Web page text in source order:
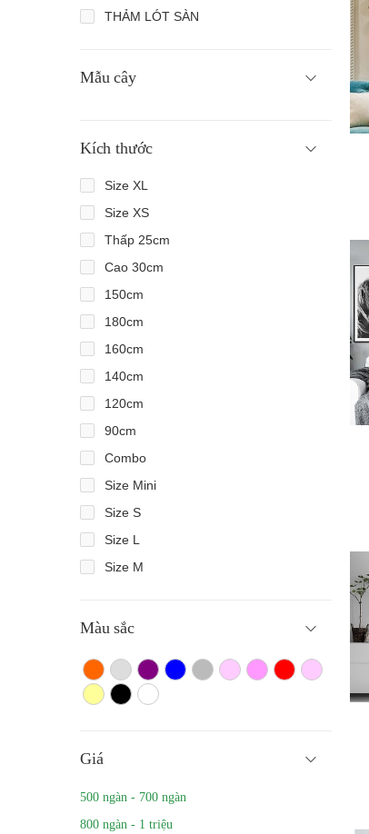
THẢM LÓT SÀN
Mẫu cây
Kích thước
Size XL
Size XS
Thấp 25cm
Cao 30cm
150cm
180cm
160cm
140cm
120cm
90cm
Combo
Size Mini
Size S
Size L
Size M
Màu sắc
Màu camTrắng màu
Tím XanhXám Hồng nhạtHồng đậm
Đỏ
Hồng
VàngMàu đenTrắng
Giá
500 ngàn - 700 ngàn
800 ngàn - 1 triệu